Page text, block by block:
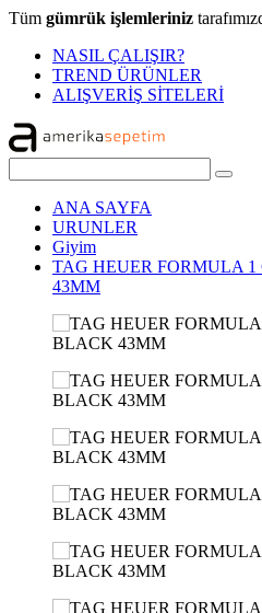
Tüm gümrük işlemleriniz
NASIL ÇALIŞIR?
TREND ÜRÜNLER
ALIŞVERİŞ SİTELERİ
ANA SAYFA
URUNLER
Giyim
TAG HEUER FORMULA
43MM